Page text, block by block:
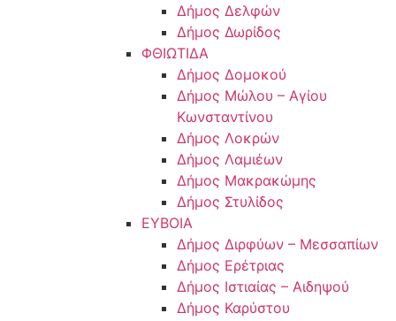
Δήμος Δελφών
Δήμος Δωρίδος
ΦΘΙΩΤΙΔΑ
Δήμος Δομοκού
Δήμος Μώλου – Αγίου
Κωνσταντίνου
Δήμος Λοκρών
Δήμος Λαμιέων
Δήμος Μακρακώμης
Δήμος Στυλίδος
ΕΥΒΟΙΑ
Δήμος Διρφύων – Μεσσαπίων
Δήμος Ερέτριας
Δήμος Ιστιαίας – Αιδηψού
Δήμος Καρύστου